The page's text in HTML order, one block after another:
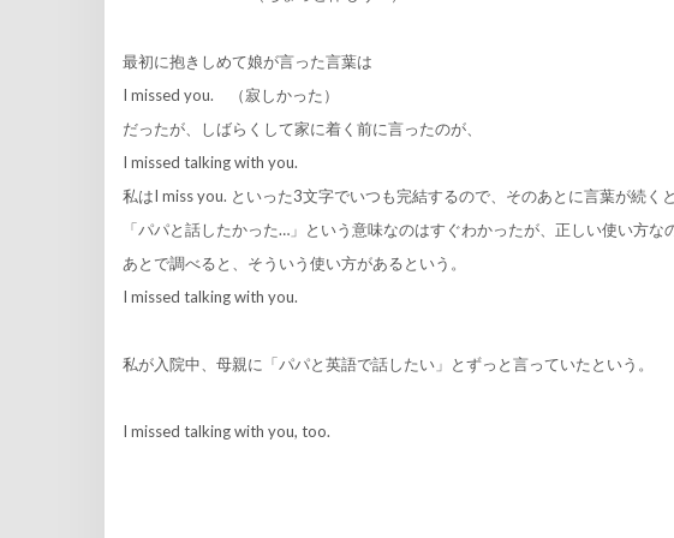
最初に抱きしめて娘が言った言葉は
I missed you. （寂しかった）
だったが、しばらくして家に着く前に言ったのが、
I missed talking with you.
私はI miss you. といった3文字でいつも完結するので、そのあとに言葉が続く
「パパと話したかった…」という意味なのはすぐわかったが、正しい使い方な
あとで調べると、そういう使い方があるという。
I missed talking with you.
私が入院中、母親に「パパと英語で話したい」とずっと言っていたという。
I missed talking with you, too.